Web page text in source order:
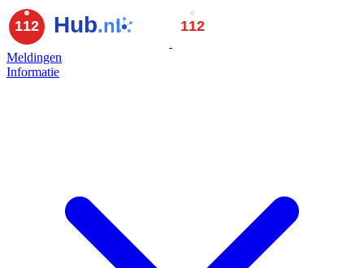
Meldingen
Informatie